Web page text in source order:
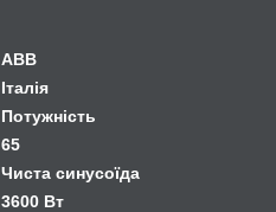
ABB
Італія
Потужність
65
Чиста синусоїда
3600 Вт